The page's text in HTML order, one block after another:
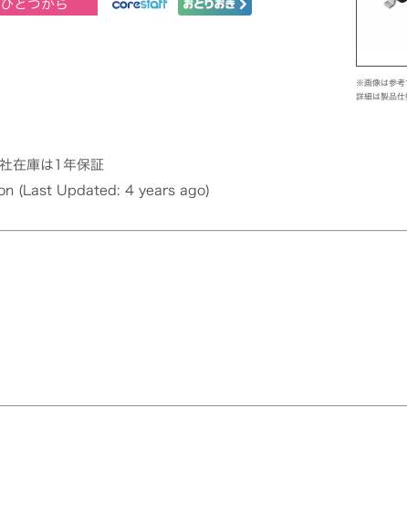
ひとつから
在庫は1年保証
(Last Updated: 4 years ago)
※画像は参考
詳細は製品仕